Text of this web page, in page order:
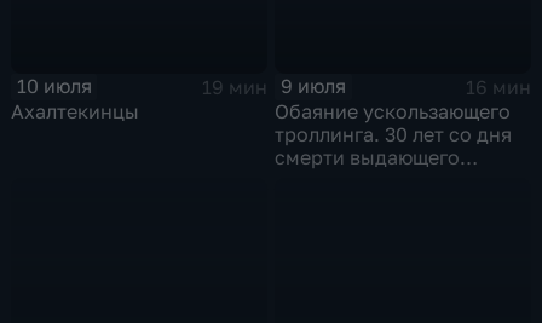
10 июля
19 мин
Ахалтекинцы
9 июля
16 мин
Обаяние ускользающего
троллинга. 30 лет со дня
смерти выдающего